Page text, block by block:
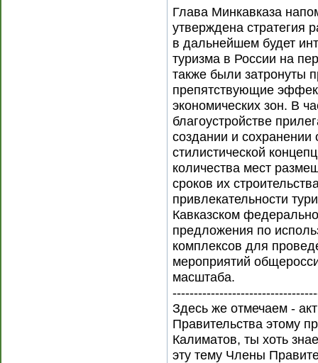
Глава Минкавказа
утверждена стратегия
в дальнейшем будет
туризма в России на
также были затронуты
препятствующие
экономических зон. В
благоустройстве
создании и сохранении
стилистической
количества мест
сроков их
привлекательности
Кавказском
предложения по
комплексов для
мероприятий
масштаба.
Здесь же отмечаем -
Правительства этому
Калиматов, ты хоть
эту тему Члены